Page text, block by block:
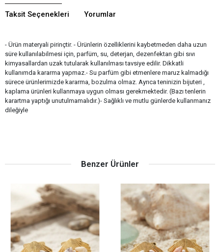
Taksit Seçenekleri Yorumlar
- Ürün materyali pirinçtir. - Ürünlerin özelliklerini kaybetmeden daha uzun
süre kullanılabilmesi için, parfüm, su, deterjan, dezenfektan gibi sıvı
kimyasallardan uzak tutularak kullanılması tavsiye edilir. Dikkatli
kullanımda kararma yapmaz.- Su parfüm gibi etmenlere maruz kalmadığı
sürece ürünlerimizde kararma, bozulma olmaz. Ayrıca teninizin bijuteri ,
kaplama ürünleri kullanmaya uygun olması gerekmektedir. (Bazı tenlerin
karartma yaptığı unutulmamalıdır.)- Sağlıklı ve mutlu günlerde kullanmanız
dileğiyle
Benzer Ürünler